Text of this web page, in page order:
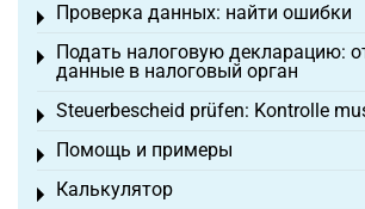
Проверка данных: найти ошибки
Toggle menu
Подать налоговую декларацию:
данные в налоговый орган
Toggle menu
Steuerbescheid prüfen: Kontrolle
Toggle menu
Помощь и примеры
Toggle menu
Калькулятор
Toggle menu